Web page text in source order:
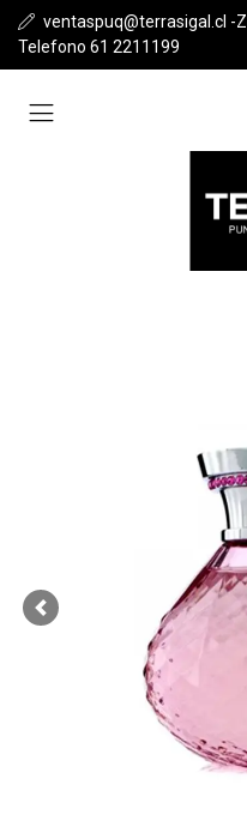
ventaspuq@terrasigal.cl -
Telefono 61 2211199
Previous